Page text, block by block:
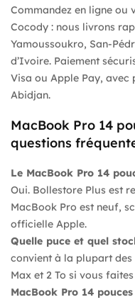
Commandez en ligne ou
Cocody : nous livrons
Yamoussoukro, San-
d’Ivoire. Paiement
Visa ou Apple Pay,
Abidjan.
MacBook Pro 14
questions
Le MacBook Pro 14
Oui. Bollestore Plus est
MacBook Pro est neuf,
officielle Apple.
Quelle puce et quel
convient à la plupart
Max et 2 To si vous
MacBook Pro 14